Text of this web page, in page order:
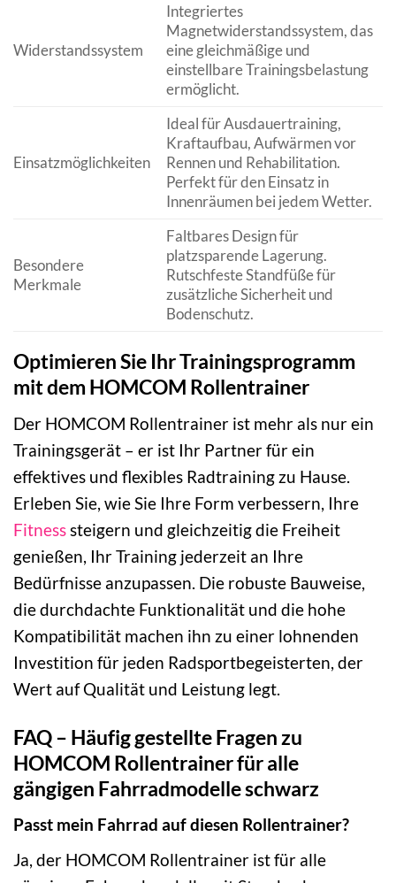
Widerstandssystem
Integriertes
Magnetwiderstandssystem, das
eine gleichmäßige und
einstellbare Trainingsbelastung
ermöglicht.
Einsatzmöglichkeiten
Ideal für Ausdauertraining,
Kraftaufbau, Aufwärmen vor
Rennen und Rehabilitation.
Perfekt für den Einsatz in
Innenräumen bei jedem Wetter.
Besondere
Merkmale
Faltbares Design für
platzsparende Lagerung.
Rutschfeste Standfüße für
zusätzliche Sicherheit und
Bodenschutz.
Optimieren Sie Ihr Trainingsprogramm
mit dem HOMCOM Rollentrainer
Der HOMCOM Rollentrainer ist mehr als nur ein
Trainingsgerät – er ist Ihr Partner für ein
effektives und flexibles Radtraining zu Hause.
Erleben Sie, wie Sie Ihre Form verbessern, Ihre
Fitness steigern und gleichzeitig die Freiheit
genießen, Ihr Training jederzeit an Ihre
Bedürfnisse anzupassen. Die robuste Bauweise,
die durchdachte Funktionalität und die hohe
Kompatibilität machen ihn zu einer lohnenden
Investition für jeden Radsportbegeisterten, der
Wert auf Qualität und Leistung legt.
FAQ – Häufig gestellte Fragen zu
HOMCOM Rollentrainer für alle
gängigen Fahrradmodelle schwarz
Passt mein Fahrrad auf diesen Rollentrainer?
Ja, der HOMCOM Rollentrainer ist für alle